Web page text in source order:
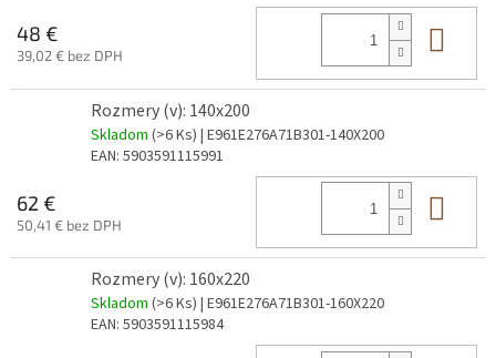
48 €
39,02 € bez DPH
Rozmery (v): 140x200
Skladom (>6 Ks) | E961E276A71B301-140X200
EAN: 5903591115991
62 €
50,41 € bez DPH
Rozmery (v): 160x220
Skladom (>6 Ks) | E961E276A71B301-160X220
EAN: 5903591115984